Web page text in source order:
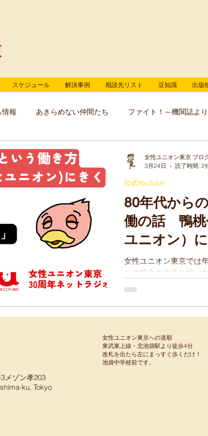
スケジュール 解決事例 相談先リスト 豆知識 出版
情報 あきらめない仲間たち ファイト！～機関誌より
80年代から
働の話 鴨桃
ユニオン）
ン東京 30年
【一人で抱
ね！】
女性ユニオン東京では
かの組合の大会と比べ
公式YouTube
女性ユニオン東京 ブロ
3月24日
読了時間: 2
メゾン孝203
ku, Tokyo
女性ユニオン東京への道順
東武東上線・北池袋駅より徒歩4分
​改札を出たら左にまっすぐ歩くだけ！
​池袋中学校前です。